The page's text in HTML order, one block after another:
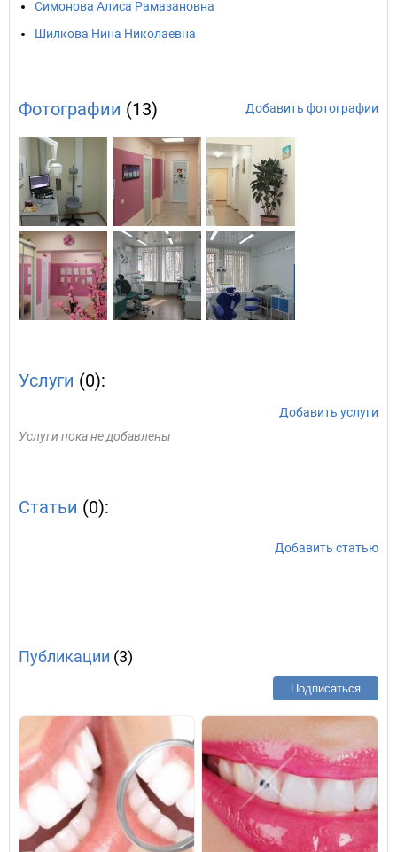
Симонова Алиса Рамазановна
Шилкова Нина Николаевна
Фотографии (13) Добавить фотографии
Услуги (0):
Добавить услуги
Услуги пока не добавлены
Статьи (0):
Добавить статью
Публикации (3)
Подписаться